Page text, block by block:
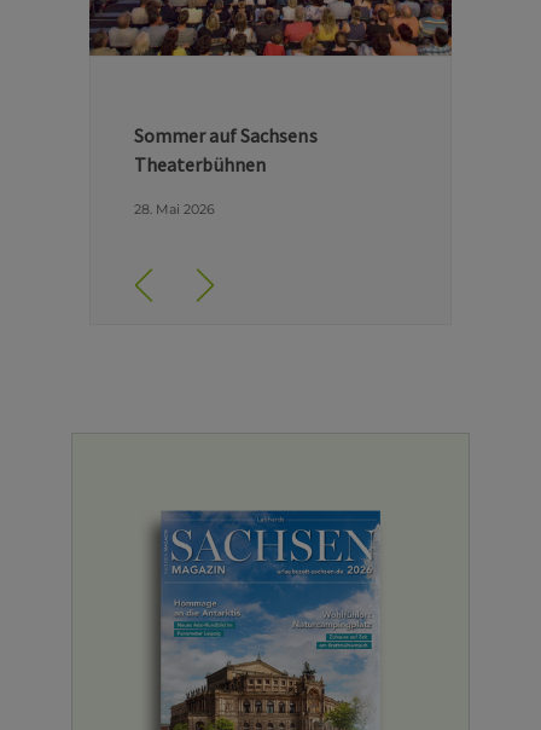
Hinter den Kulissen der Dresdner
Semperoper
29. April 2026